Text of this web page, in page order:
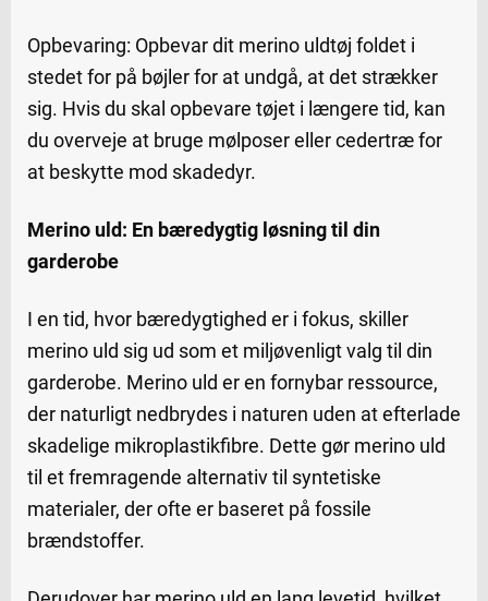
Opbevaring: Opbevar dit merino uldtøj foldet i
stedet for på bøjler for at undgå, at det strækker
sig. Hvis du skal opbevare tøjet i længere tid, kan
du overveje at bruge mølposer eller cedertræ for
at beskytte mod skadedyr.
Merino uld: En bæredygtig løsning til din
garderobe
I en tid, hvor bæredygtighed er i fokus, skiller
merino uld sig ud som et miljøvenligt valg til din
garderobe. Merino uld er en fornybar ressource,
der naturligt nedbrydes i naturen uden at efterlade
skadelige mikroplastikfibre. Dette gør merino uld
til et fremragende alternativ til syntetiske
materialer, der ofte er baseret på fossile
brændstoffer.